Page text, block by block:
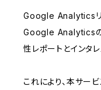
Google Analyticsリ
Google Analyticsの
性レポートとインタ
これにより、本サ